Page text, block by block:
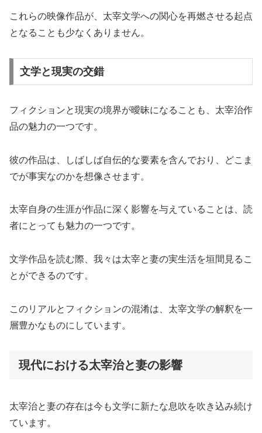
これらの映像作品が、太宰文学への関心を再燃させる起点
となることも少なくありません。
文学と現実の交錯
フィクションと現実の境界が曖昧になることも、太宰治作
品の魅力の一つです。
彼の作品は、しばしば自伝的な要素を含んでおり、どこま
でが事実なのかを想像させます。
太宰自身の生涯が作品に深く影響を与えていることは、読
者にとっても魅力の一つです。
文学作品を読む際、我々は太宰と妻の実生活を垣間見るこ
とができるのです。
このリアルとフィクションの混淆は、太宰文学の解釈を一
層豊かなものにしています。
現代における太宰治と妻の影響
太宰治と妻の存在は今も文学に新たな息吹を吹き込み続け
ています。